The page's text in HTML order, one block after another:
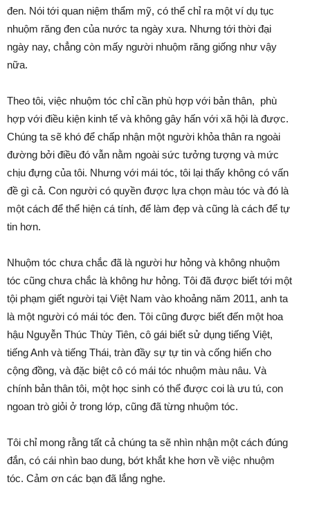
đen. Nói tới quan niệm thẩm mỹ, có thể chỉ ra một ví dụ tục
nhuộm răng đen của nước ta ngày xưa. Nhưng tới thời đại
ngày nay, chẳng còn mấy người nhuộm răng giống như vậy
nữa.
Theo tôi, việc nhuộm tóc chỉ cần phù hợp với bản thân, phù
hợp với điều kiện kinh tế và không gây hấn với xã hội là được.
Chúng ta sẽ khó để chấp nhận một người khỏa thân ra ngoài
đường bởi điều đó vẫn nằm ngoài sức tưởng tượng và mức
chịu đựng của tôi. Nhưng với mái tóc, tôi lại thấy không có vấn
đề gì cả. Con người có quyền được lựa chọn màu tóc và đó là
một cách để thể hiện cá tính, để làm đẹp và cũng là cách để tự
tin hơn.
Nhuộm tóc chưa chắc đã là người hư hỏng và không nhuộm
tóc cũng chưa chắc là không hư hỏng. Tôi đã được biết tới một
tội phạm giết người tại Việt Nam vào khoảng năm 2011, anh ta
là một người có mái tóc đen. Tôi cũng được biết đến một hoa
hậu Nguyễn Thúc Thùy Tiên, cô gái biết sử dụng tiếng Việt,
tiếng Anh và tiếng Thái, tràn đầy sự tự tin và cống hiến cho
cộng đồng, và đặc biệt cô có mái tóc nhuộm màu nâu. Và
chính bản thân tôi, một học sinh có thể được coi là ưu tú, con
ngoan trò giỏi ở trong lớp, cũng đã từng nhuộm tóc.
Tôi chỉ mong rằng tất cả chúng ta sẽ nhìn nhận một cách đúng
đắn, có cái nhìn bao dung, bớt khắt khe hơn về việc nhuộm
tóc. Cảm ơn các bạn đã lắng nghe.